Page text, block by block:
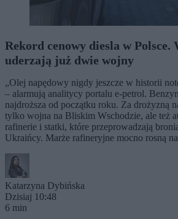
Rekord cenowy diesla w Polsce.
uderzają już dwie wojny
„Olej napędowy nigdy jeszcze w historii
– alarmują analitycy portalu e-petrol.
najdroższa od początku roku. Za drożyzną
tylko wojna na Bliskim Wschodzie, ale też
rafinerie i statki, które przeprowadzają
Ukraińcy. Marże rafineryjne mocno rosną
Katarzyna Dybińska
Dzisiaj 10:48
6 min